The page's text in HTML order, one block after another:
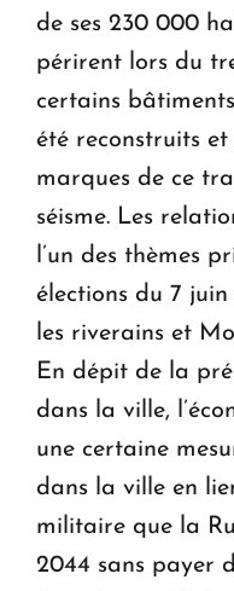
de ses 230 000
périrent lors du
certains
été reconstruits
marques de ce
séisme. Les
l’un des thèmes
élections du 7
les riverains et
En dépit de la
dans la ville,
une certaine
dans la ville en
militaire que la
2044 sans payer